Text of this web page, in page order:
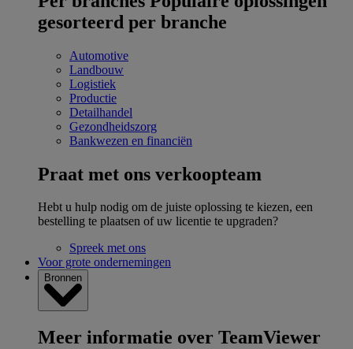
gesorteerd per branche
Automotive
Landbouw
Logistiek
Productie
Detailhandel
Gezondheidszorg
Bankwezen en financiën
Praat met ons verkoopteam
Hebt u hulp nodig om de juiste oplossing te kiezen, een
bestelling te plaatsen of uw licentie te upgraden?
Spreek met ons
Voor grote ondernemingen
Bronnen
Meer informatie over TeamViewer